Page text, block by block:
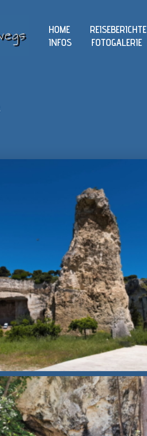
HOME REISEBERICHTE
INFOS
FOTOGALERIE